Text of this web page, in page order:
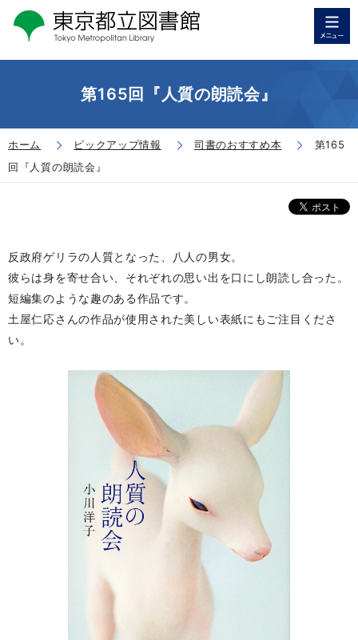
第165回『人質の朗読会』
ホーム ピックアップ情報 司書のおすすめ本
第165
回『人質の朗読会』
反政府ゲリラの人質となった、八人の男女。
彼らは身を寄せ合い、それぞれの思い出を口にし朗読し合った。
短編集のような趣のある作品です。
土屋仁応さんの作品が使用された美しい表紙にもご注目くださ
い。